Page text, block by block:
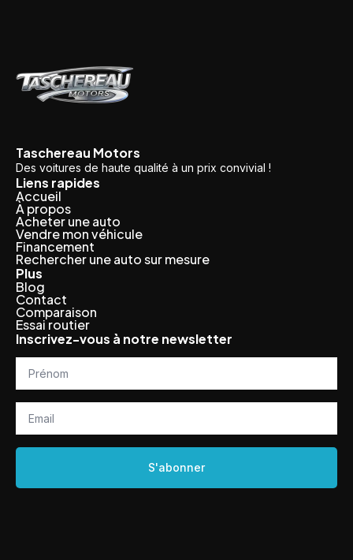
Taschereau Motors
Des voitures de haute qualité à un prix convivial !
Liens rapides
Accueil
À propos
Acheter une auto
Vendre mon véhicule
Financement
Rechercher une auto sur mesure
Plus
Blog
Contact
Comparaison
Essai routier
Inscrivez-vous à notre newsletter
Prénom
Email
S'abonner